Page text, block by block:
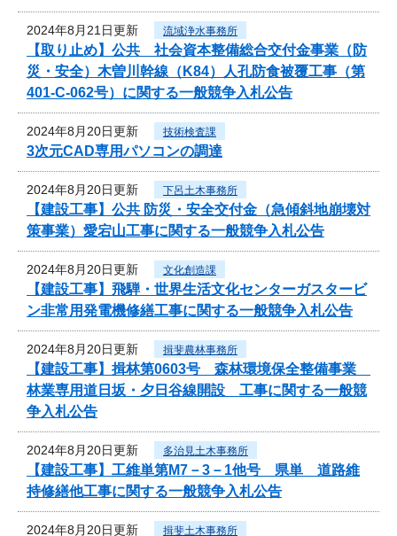
2024年8月21日更新 流域浄水事務所
【取り止め】公共 社会資本整備総合交付金事業（防
災・安全）木曽川幹線（K84）人孔防食被覆工事（第
401-C-062号）に関する一般競争入札公告
2024年8月20日更新 技術検査課
3次元CAD専用パソコンの調達
2024年8月20日更新 下呂土木事務所
【建設工事】公共 防災・安全交付金（急傾斜地崩壊対
策事業）愛宕山工事に関する一般競争入札公告
2024年8月20日更新 文化創造課
【建設工事】飛騨・世界生活文化センターガスタービ
ン非常用発電機修繕工事に関する一般競争入札公告
2024年8月20日更新 揖斐農林事務所
【建設工事】揖林第0603号 森林環境保全整備事業
林業専用道日坂・夕日谷線開設 工事に関する一般競
争入札公告
2024年8月20日更新 多治見土木事務所
【建設工事】工維単第M7－3－1他号 県単 道路維
持修繕他工事に関する一般競争入札公告
2024年8月20日更新 揖斐土木事務所